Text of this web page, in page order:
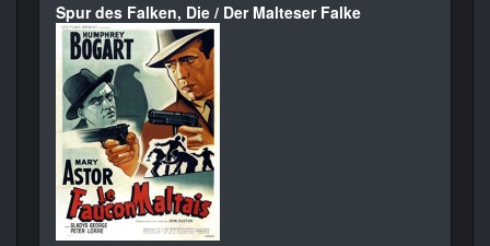
Spur des Falken, Die / Der Malteser Falke